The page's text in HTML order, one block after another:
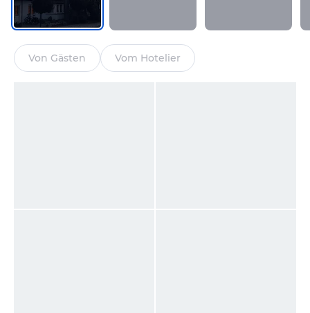
Von Gästen Vom Hotelier